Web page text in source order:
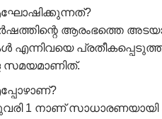
ആരംഭത്തെ
സമയമാണിത്.
1 നാണ്